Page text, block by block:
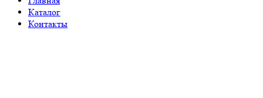
Каталог
Контакты